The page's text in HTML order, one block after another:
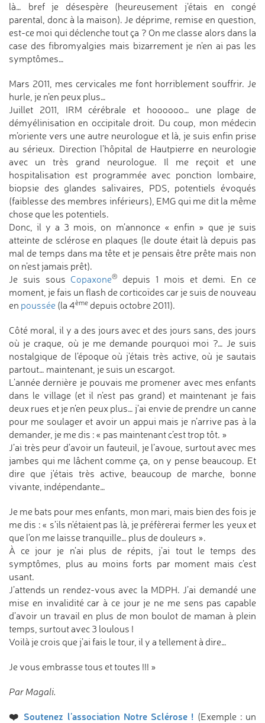
là… bref je désespère (heureusement j’étais en congé
parental, donc à la maison). Je déprime, remise en question,
est-ce moi qui déclenche tout ça ? On me classe alors dans la
case des fibromyalgies mais bizarrement je n’en ai pas les
symptômes…
Mars 2011, mes cervicales me font horriblement souffrir. Je
hurle, je n’en peux plus…
Juillet 2011, IRM cérébrale et hoooooo… une plage de
démyélinisation en occipitale droit. Du coup, mon médecin
m’oriente vers une autre neurologue et là, je suis enfin prise
au sérieux. Direction l’hôpital de Hautpierre en neurologie
avec un très grand neurologue. Il me reçoit et une
hospitalisation est programmée avec ponction lombaire,
biopsie des glandes salivaires, PDS, potentiels évoqués
(faiblesse des membres inférieurs), EMG qui me dit la même
chose que les potentiels.
Donc, il y a 3 mois, on m’annonce « enfin » que je suis
atteinte de sclérose en plaques (le doute était là depuis pas
mal de temps dans ma tête et je pensais être prête mais non
on n’est jamais prêt).
Je suis sous Copaxone® depuis 1 mois et demi. En ce
moment, je fais un flash de corticoïdes car je suis de nouveau
en poussée (la 4ème depuis octobre 2011).
Côté moral, il y a des jours avec et des jours sans, des jours
où je craque, où je me demande pourquoi moi ?… Je suis
nostalgique de l’époque où j'étais très active, où je sautais
partout… maintenant, je suis un escargot.
L’année dernière je pouvais me promener avec mes enfants
dans le village (et il n’est pas grand) et maintenant je fais
deux rues et je n’en peux plus… j’ai envie de prendre un canne
pour me soulager et avoir un appui mais je n’arrive pas à la
demander, je me dis : « pas maintenant c’est trop tôt. »
J’ai très peur d’avoir un fauteuil, je l’avoue, surtout avec mes
jambes qui me lâchent comme ça, on y pense beaucoup. Et
dire que j'étais très active, beaucoup de marche, bonne
vivante, indépendante…
Je me bats pour mes enfants, mon mari, mais bien des fois je
me dis : « s’ils n'étaient pas là, je préfèrerai fermer les yeux et
que l’on me laisse tranquille… plus de douleurs ».
À ce jour je n’ai plus de répits, j’ai tout le temps des
symptômes, plus au moins forts par moment mais c’est
usant.
J’attends un rendez-vous avec la MDPH. J’ai demandé une
mise en invalidité car à ce jour je ne me sens pas capable
d’avoir un travail en plus de mon boulot de maman à plein
temps, surtout avec 3 loulous !
Voilà je crois que j’ai fais le tour, il y a tellement à dire…
Je vous embrasse tous et toutes !!! »
Par Magali.
❤️ Soutenez l'association Notre Sclérose ! (Exemple : un